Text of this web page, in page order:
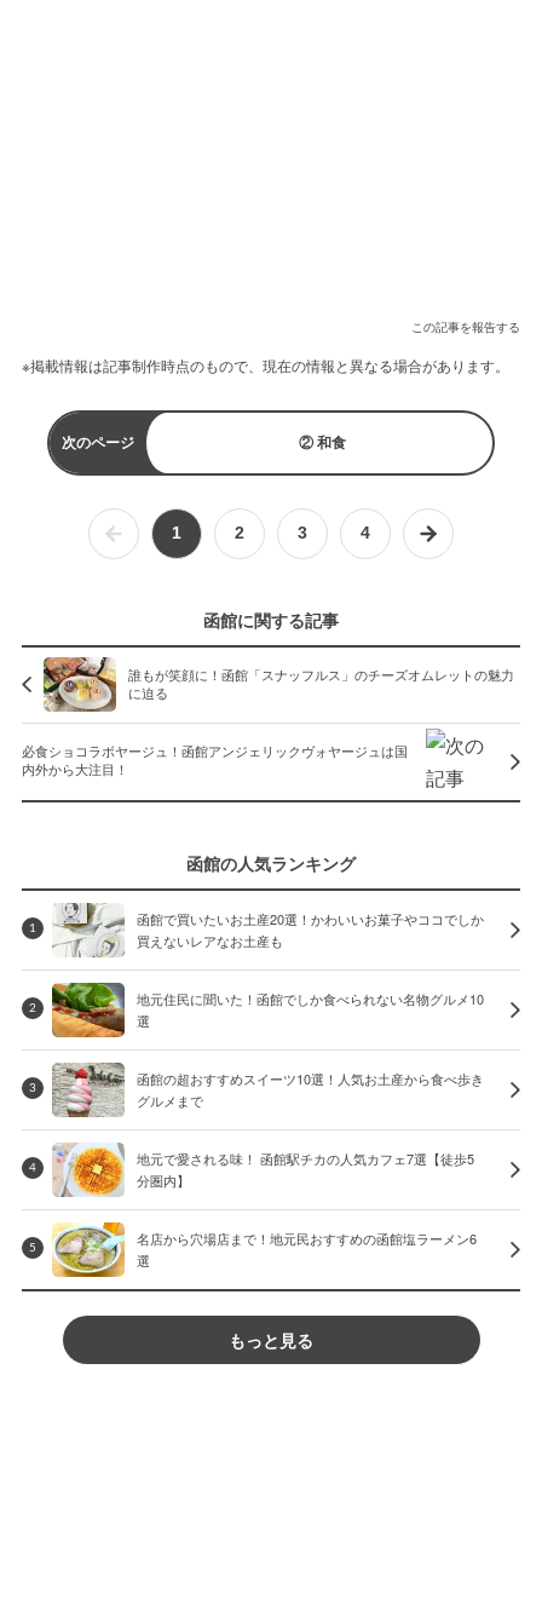
この記事を報告する
※掲載情報は記事制作時点のもので、現在の情報と異なる場合があります。
次のページ ② 和食
1 2 3 4
函館に関する記事
誰もが笑顔に！函館「スナッフルス」のチーズオムレットの魅力
に迫る
必食ショコラボヤージュ！函館アンジェリックヴォヤージュは国
内外から大注目！
函館の人気ランキング
1
函館で買いたいお土産20選！かわいいお菓子やココでしか
買えないレアなお土産も
2
地元住民に聞いた！函館でしか食べられない名物グルメ10
選
3
函館の超おすすめスイーツ10選！人気お土産から食べ歩き
グルメまで
4
地元で愛される味！ 函館駅チカの人気カフェ7選【徒歩5
分圏内】
5
名店から穴場店まで！地元民おすすめの函館塩ラーメン6
選
もっと見る